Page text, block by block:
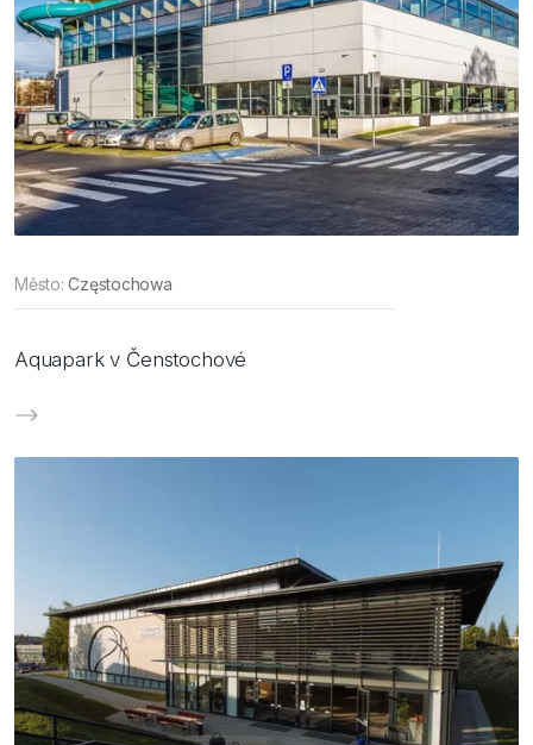
Město:Częstochowa
Aquapark v Čenstochové